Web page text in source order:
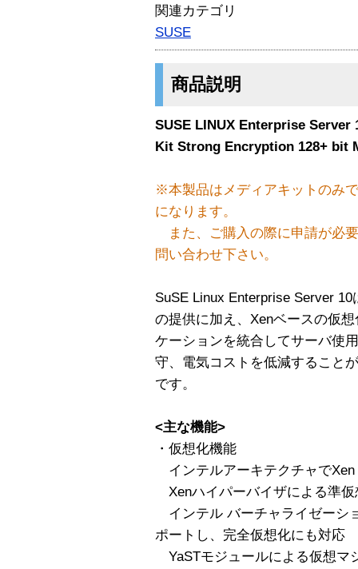
関連カテゴリ
SUSE
商品説明
SUSE LINUX Enterprise
Kit Strong Encryption 128+ bit
※本製品はメディアキットのみ
になります。
また、ご購入の際に申請が必
問い合わせ下さい。
SuSE Linux Enterprise Server
の提供に加え、Xenベースの仮
ケーションを統合してサーバ使
守、電気コストを低減すること
です。
<主な機能>
・仮想化機能
インテルアーキテクチャでXen
Xenハイパーバイザによる準仮
インテル バーチャライゼーシ
ポートし、完全仮想化にも対応
YaSTモジュールによる仮想マ